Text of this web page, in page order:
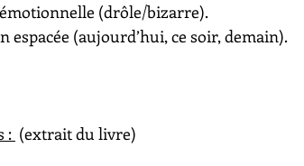
(drôle/bizarre).
espacée (aujourd’hui, ce soir, demain).
: (extrait du livre)